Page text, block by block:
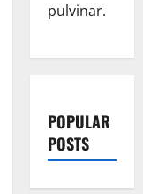
pulvinar.
POPULAR
POSTS